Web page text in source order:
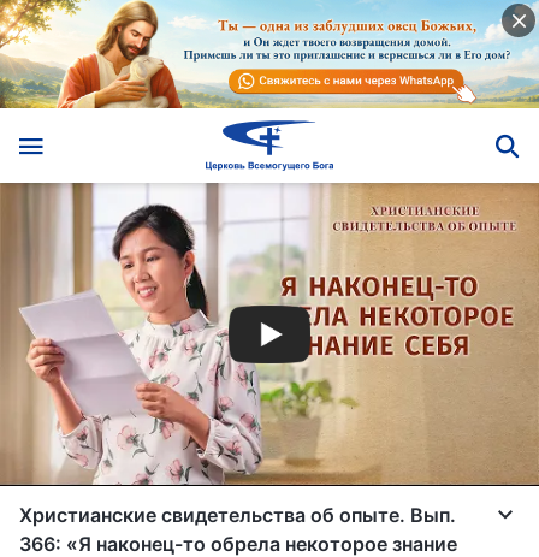
Христианские свидетельства об опыте. Вып.
366: «Я наконец-то обрела некоторое знание